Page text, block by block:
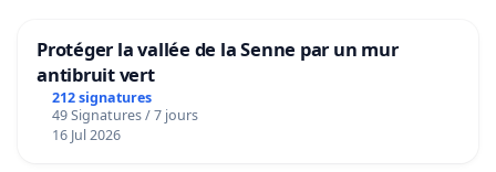
Protéger la vallée de la Senne par un mur
antibruit vert
212 signatures
49 Signatures / 7 jours
16 Jul 2026